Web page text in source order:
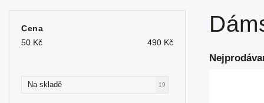
Cena
50 Kč 490 Kč
Na skladě 19